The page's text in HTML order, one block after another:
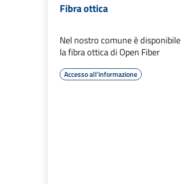
Fibra ottica
Nel nostro comune è disponibile
la fibra ottica di Open Fiber
Accesso all'informazione